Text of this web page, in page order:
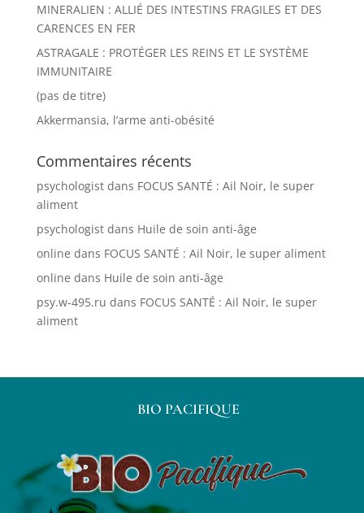
MINERALIEN : ALLIÉ DES INTESTINS FRAGILES ET DES
CARENCES EN FER
ASTRAGALE : PROTÉGER LES REINS ET LE SYSTÈME
IMMUNITAIRE
(pas de titre)
Akkermansia, l’arme anti-obésité
Commentaires récents
psychologistdans FOCUS SANTÉ : Ail Noir, le super
aliment
psychologistdans Huile de soin anti-âge
online dans FOCUS SANTÉ : Ail Noir, le super aliment
online dans Huile de soin anti-âge
psy.w-495.ru dans FOCUS SANTÉ : Ail Noir, le super
aliment
BIO PACIFIQUE